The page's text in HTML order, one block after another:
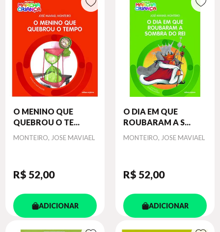
O MENINO QUE
QUEBROU O TE...
Autor
MONTEIRO, JOSE MAVIAEL
R$ 52,00
ADICIONAR
O DIA EM QUE
ROUBARAM A S...
Autor
MONTEIRO, JOSE MAVIAEL
R$ 52,00
ADICIONAR